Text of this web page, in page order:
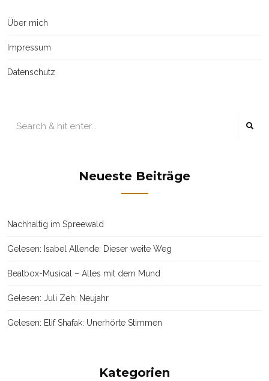
Über mich
Impressum
Datenschutz
Neueste Beiträge
Nachhaltig im Spreewald
Gelesen: Isabel Allende: Dieser weite Weg
Beatbox-Musical – Alles mit dem Mund
Gelesen: Juli Zeh: Neujahr
Gelesen: Elif Shafak: Unerhörte Stimmen
Kategorien